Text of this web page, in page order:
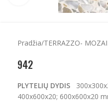
Pradžia TERRAZZO-
942
PLYTELIŲ DYDIS
400x600x20; 600x600x20